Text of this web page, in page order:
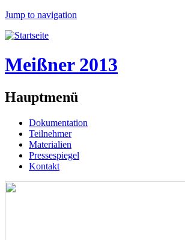
Jump to navigation
Meißner 2013
Hauptmenü
Dokumentation
Teilnehmer
Materialien
Pressespiegel
Kontakt